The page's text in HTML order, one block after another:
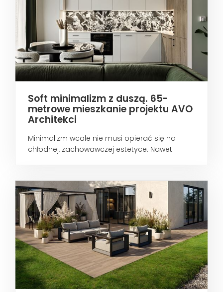
Soft minimalizm z duszą. 65-
metrowe mieszkanie projektu AVO
Architekci
Minimalizm wcale nie musi opierać się na
chłodnej, zachowawczej estetyce. Nawet